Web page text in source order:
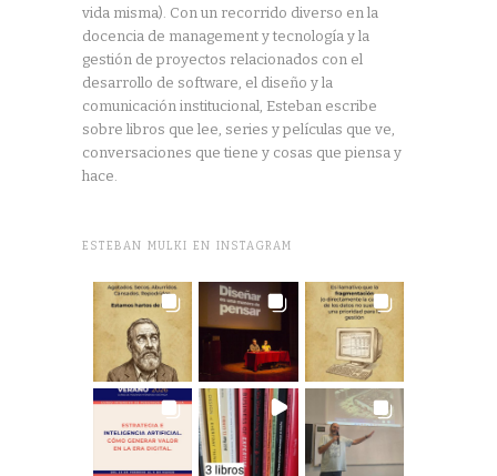
vida misma). Con un recorrido diverso en la
docencia de management y tecnología y la
gestión de proyectos relacionados con el
desarrollo de software, el diseño y la
comunicación institucional, Esteban escribe
sobre libros que lee, series y películas que ve,
conversaciones que tiene y cosas que piensa y
hace.
ESTEBAN MULKI EN INSTAGRAM